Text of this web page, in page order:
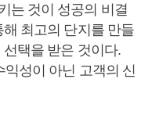
는 것이 성공의 비결
최고의 단지를 만들
택을 받은 것이다.
성이 아닌 고객의 신